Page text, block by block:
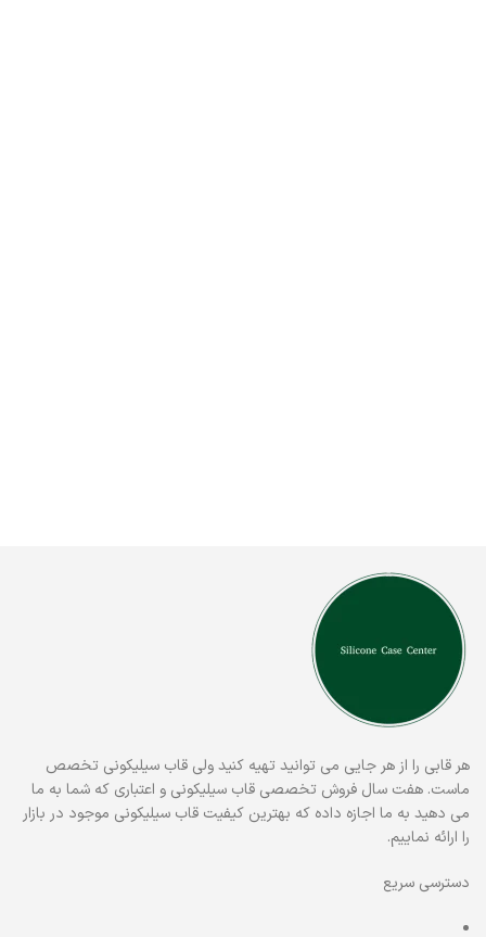
هر قابی را از هر جایی می توانید تهیه کنید ولی قاب سیلیکونی تخصص
ماست. هفت سال فروش تخصصی قاب سیلیکونی و اعتباری که شما به ما
می دهید به ما اجازه داده که بهترین کیفیت قاب سیلیکونی موجود در بازار
را ارائه نماییم.
دسترسی سریع